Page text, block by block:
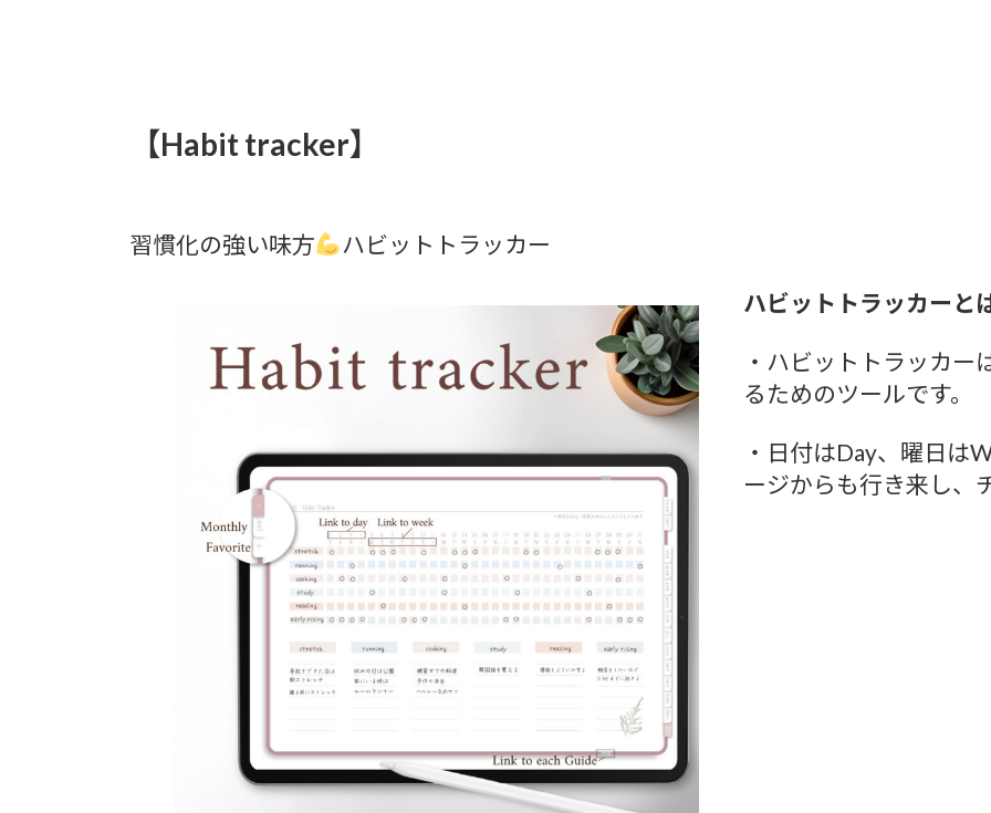
【Habit tracker】
習慣化の強い味方 ハビットトラッカー
ハビットトラッカーと
・ハビットトラッカ
るためのツールです。
・日付はDay、曜日は
ージからも行き来し、